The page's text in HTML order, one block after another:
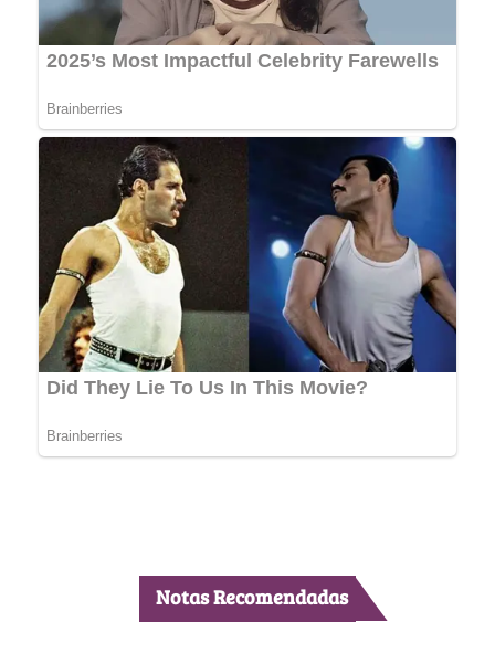
Notas Recomendadas